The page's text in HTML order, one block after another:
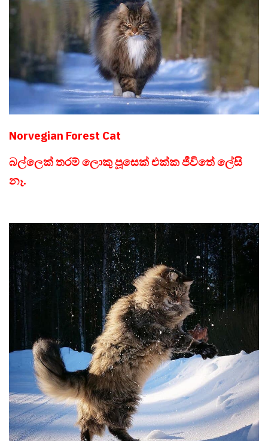
Norvegian Forest Cat
බල්ලෙක් තරම් ලොකු පූසෙක් එක්ක ජීවිතේ ලේසි
නෑ.